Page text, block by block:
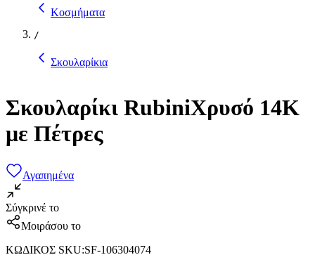
Κοσμήματα
/
Σκουλαρίκια
Σκουλαρίκι RubiniΧρυσό 14Κ
με Πέτρες
Αγαπημένα
Σύγκρινέ το
Μοιράσου το
ΚΩΔΙΚΟΣ SKU:SF-106304074